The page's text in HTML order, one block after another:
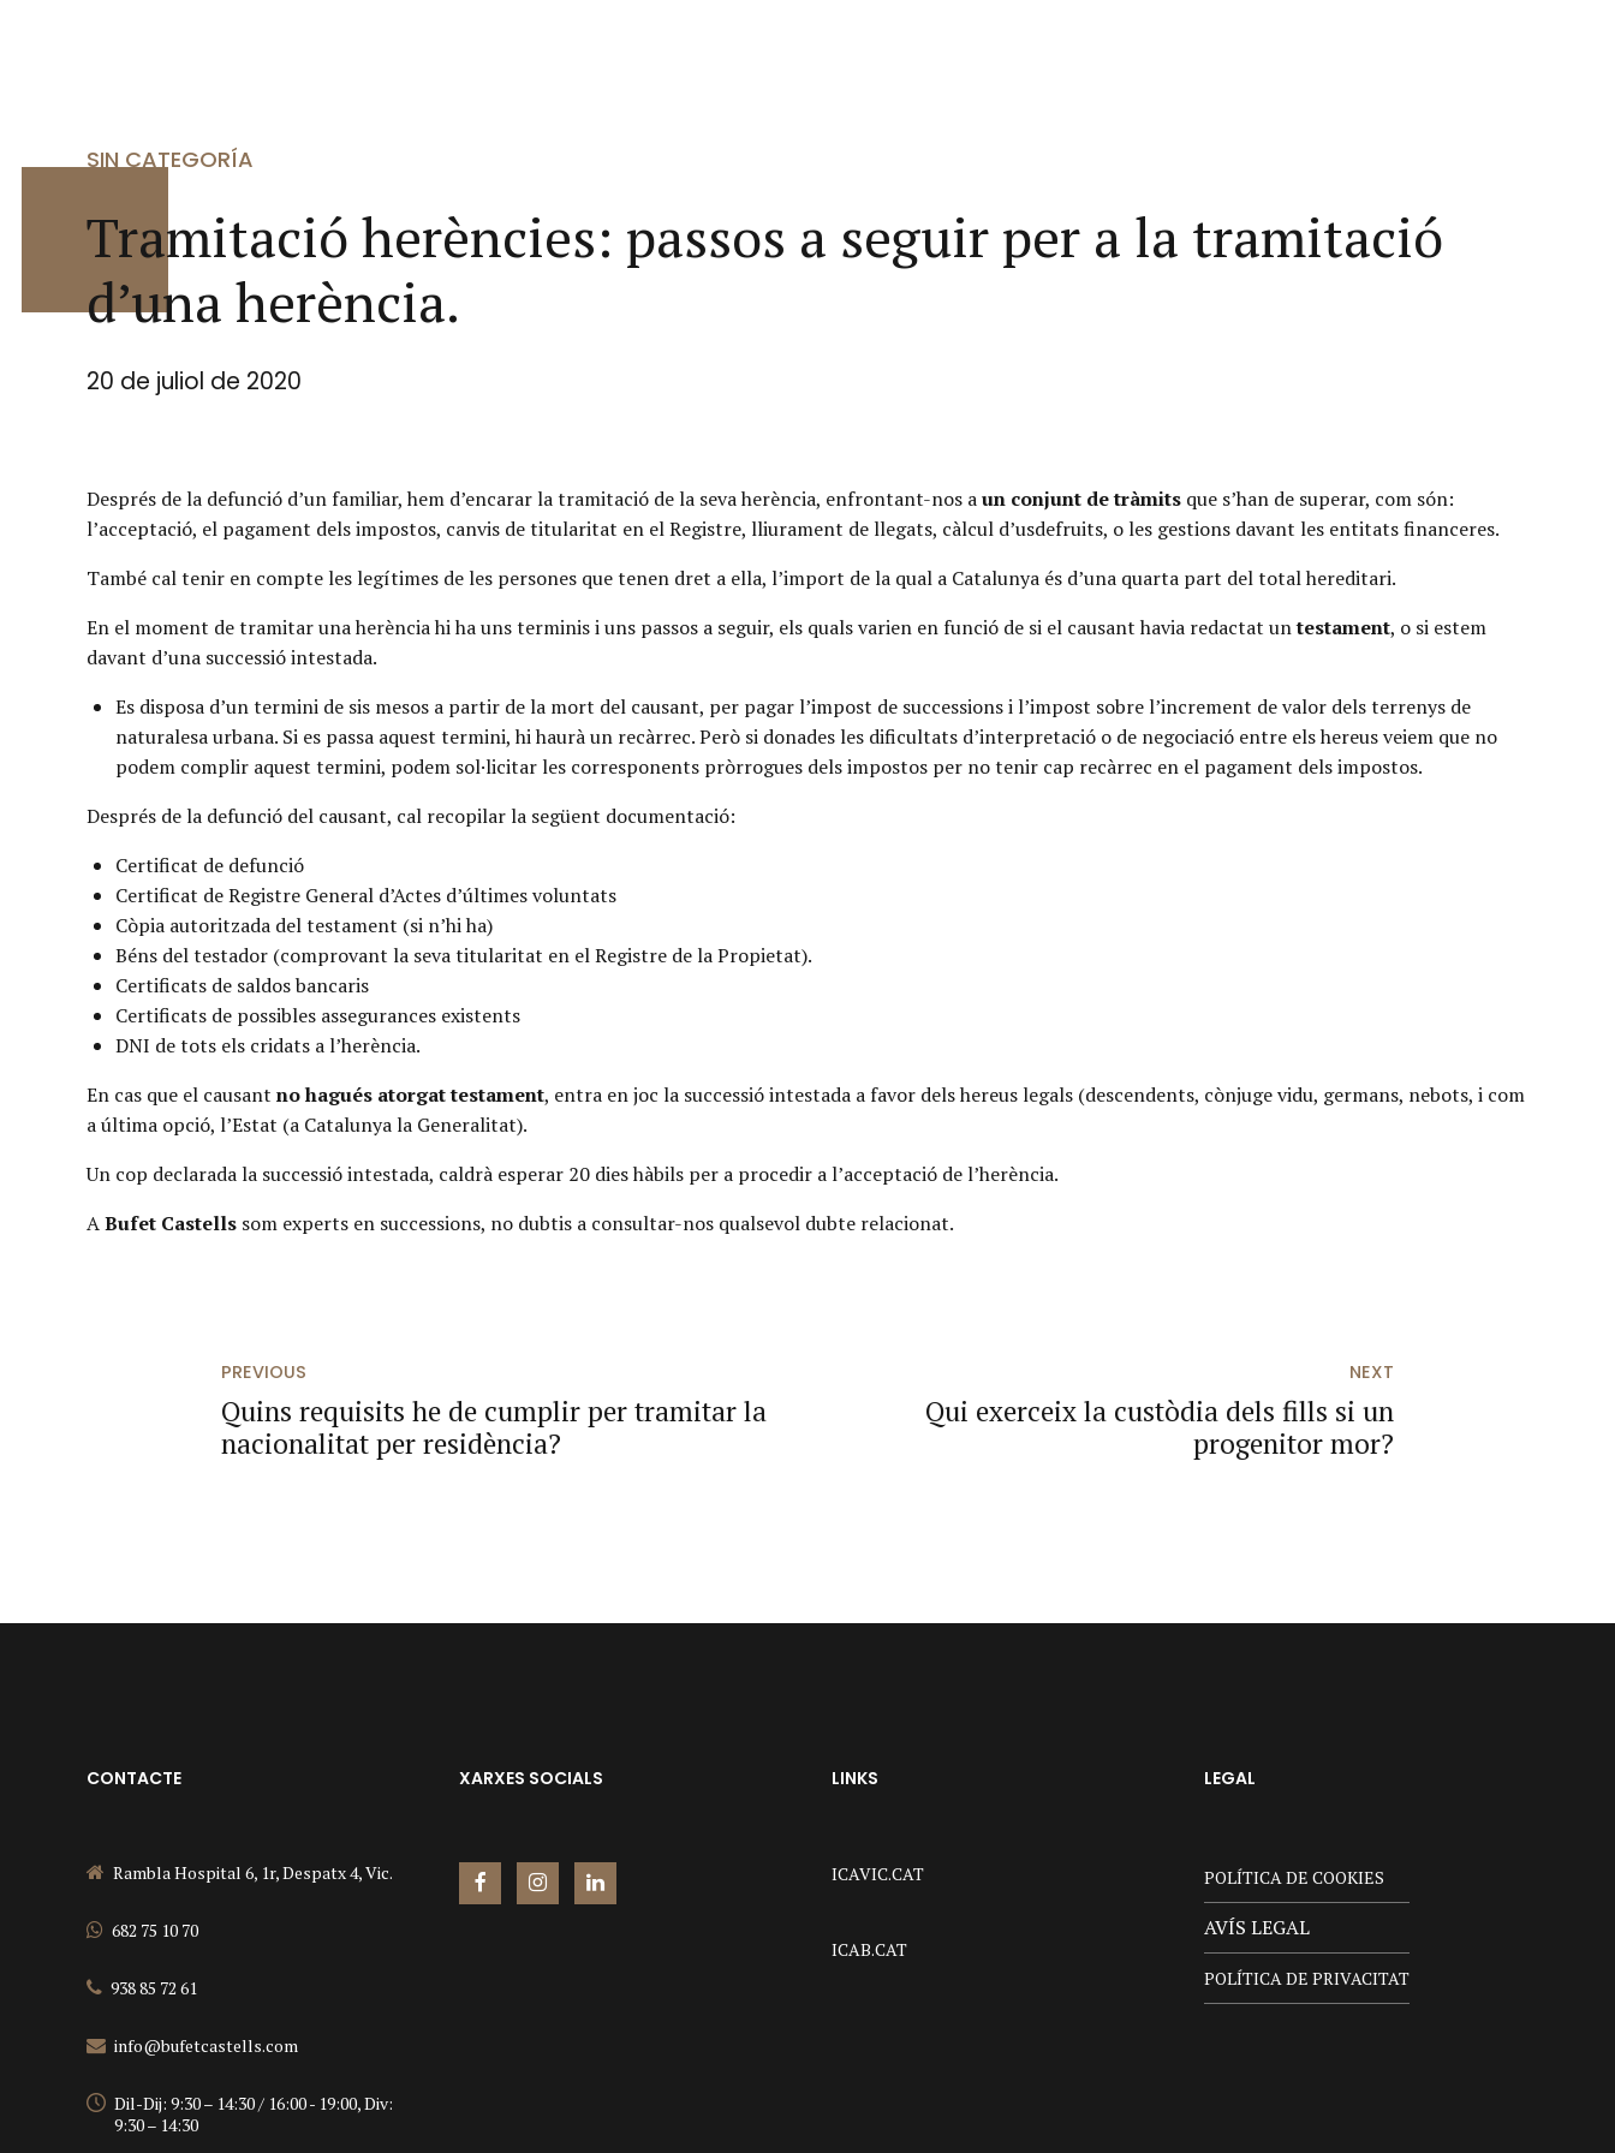
SIN CATEGORÍA
Tramitació herències: passos a seguir per a la tramitació
d’una herència.
20 de juliol de 2020
Després de la defunció d’un familiar, hem d’encarar la tramitació de la seva herència, enfrontant-nos aun conjunt de tràmits que s’han de superar, com són:
l’acceptació, el pagament dels impostos, canvis de titularitat en el Registre, lliurament de llegats, càlcul d’usdefruits, o les gestions davant les entitats financeres.
També cal tenir en compte les legítimes de les persones que tenen dret a ella, l’import de la qual a Catalunya és d’una quarta part del total hereditari.
En el moment de tramitar una herència hi ha uns terminis i uns passos a seguir, els quals varien en funció de si el causant havia redactat untestament, o si estem
davant d’una successió intestada.
Es disposa d’un termini de sis mesos a partir de la mort del causant, per pagar l’impost de successions i l’impost sobre l’increment de valor dels terrenys de
naturalesa urbana. Si es passa aquest termini, hi haurà un recàrrec. Però si donades les dificultats d’interpretació o de negociació entre els hereus veiem que no
podem complir aquest termini, podem sol·licitar les corresponents pròrrogues dels impostos per no tenir cap recàrrec en el pagament dels impostos.
Després de la defunció del causant, cal recopilar la següent documentació:
Certificat de defunció
Certificat de Registre General d’Actes d’últimes voluntats
Còpia autoritzada del testament (si n’hi ha)
Béns del testador (comprovant la seva titularitat en el Registre de la Propietat).
Certificats de saldos bancaris
Certificats de possibles assegurances existents
DNI de tots els cridats a l’herència.
En cas que el causant no hagués atorgat testament, entra en joc la successió intestada a favor dels hereus legals (descendents, cònjuge vidu, germans, nebots, i com
a última opció, l’Estat (a Catalunya la Generalitat).
Un cop declarada la successió intestada, caldrà esperar 20 dies hàbils per a procedir a l’acceptació de l’herència.
ABufet Castells som experts en successions, no dubtis a consultar-nos qualsevol dubte relacionat.
PREVIOUS
Quins requisits he de cumplir per tramitar la
nacionalitat per residència?
NEXT
Qui exerceix la custòdia dels fills si un
progenitor mor?
CONTACTE
Rambla Hospital 6, 1r, Despatx 4, Vic.
682 75 10 70
938 85 72 61
info@bufetcastells.com
Dil-Dij: 9:30 – 14:30 / 16:00 - 19:00, Div:
9:30 – 14:30
XARXES SOCIALS LINKS
ICAVIC.CAT
ICAB.CAT
LEGAL
POLÍTICA DE COOKIES
AVÍS LEGAL
POLÍTICA DE PRIVACITAT